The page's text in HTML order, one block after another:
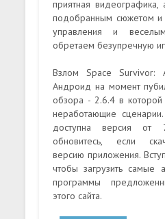
приятная видеографика,
подобранным сюжетом и
управления и
обретаем безупречную
Взлом Space
Андроид на момент
обзора - 2.6.4 в
неработающие
доступна версия
обновитесь, если
версию приложения.
чтобы загрузить самые
программы
этого сайта.